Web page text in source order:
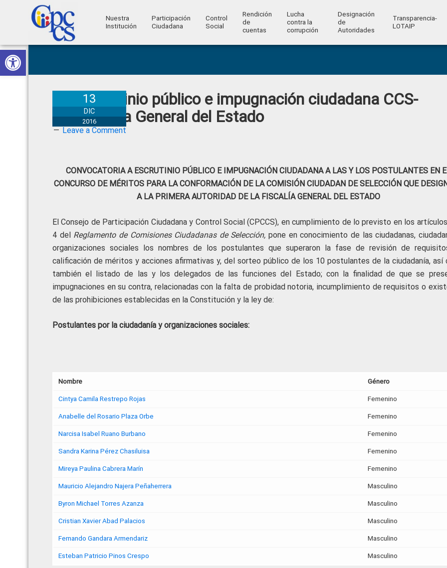
Abrir barra de herramientas
Skip
to
primary
Skip
to
main
Skip
to
primary
Skip
to
footer
Ciudadana
Control
Ciudadano
Nuestra
Institución
Participación
Ciudadana
Control
Social
Rendición
de
cuentas
Lucha
contra la
corrupción
Designación
de
Autoridades
Transparencia-
LOTAIP
Escrutinio público e impugnación ciudadana CCS-
Fiscalía General del Estado
13
DIC
2016
Leave a Comment
CONVOCATORIA A ESCRUTINIO PÚBLICO E IMPUGNACIÓN CIUDADANA A LAS Y LOS POSTULANTES EN
CONCURSO DE MÉRITOS PARA LA CONFORMACIÓN DE LA COMISIÓN CIUDADAN DE SELECCIÓN QUE
A LA PRIMERA AUTORIDAD DE LA FISCALÍA GENERAL DEL ESTADO
El Consejo de Participación Ciudadana y Control Social (CPCCS), en cumplimiento de lo previsto en los
4 del Reglamento de Comisiones Ciudadanas de Selección, pone en conocimiento de las ciudadanas,
organizaciones sociales los nombres de los postulantes que superaron la fase de revisión de
calificación de méritos y acciones afirmativas y, del sorteo público de los 10 postulantes de la ciudadanía, así
también el listado de las y los delegados de las funciones del Estado; con la finalidad de que se
impugnaciones en su contra, relacionadas con la falta de probidad notoria, incumplimiento de requisitos o
de las prohibiciones establecidas en la Constitución y la ley de:
Postulantes por la ciudadanía y organizaciones sociales:
Nombre Género
Cintya Camila Restrepo Rojas Femenino
Anabelle del Rosario Plaza Orbe Femenino
Narcisa Isabel Ruano Burbano Femenino
Sandra Karina Pérez Chasiluisa Femenino
Mireya Paulina Cabrera Marín Femenino
Mauricio Alejandro Najera Peñaherrera Masculino
Byron Michael Torres Azanza Masculino
Cristian Xavier Abad Palacios Masculino
Fernando Gandara Armendariz Masculino
Esteban Patricio Pinos Crespo Masculino